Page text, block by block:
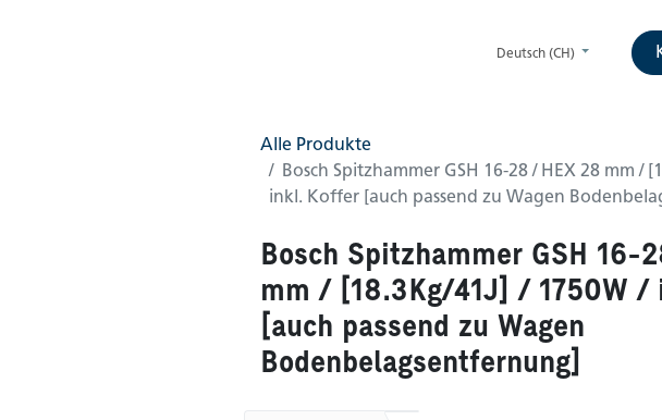
Deutsch (CH)
Alle Produkte
Bosch Spitzhammer GSH 16-28 / HEX 28 mm /
inkl. Koffer [auch passend zu Wagen
Bosch Spitzhammer GSH 16-
mm / [18.3Kg/41J] / 1750W /
[auch passend zu Wagen
Bodenbelagsentfernung]